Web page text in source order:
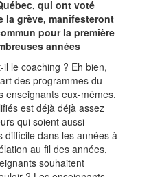
qui ont voté
la grève, manifesteront
pour la première
années
le coaching ? Eh bien,
des programmes du
enseignants eux-mêmes.
est déjà déjà assez
qui soient aussi
dans les années à
au fil des années,
souhaitent